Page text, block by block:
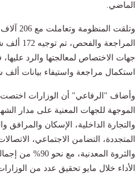
الماضي.
استكمال مراجعة واستيفاء بيانات ألف
الموجهة للجهات المعنية على مدار الشهر، حيث
والتجارة الداخلية، الإسكان والمرافق
المتجددة، التضامن الاجتماعي،
والثروة
الأداء خلال مايو تحقيق عدد من